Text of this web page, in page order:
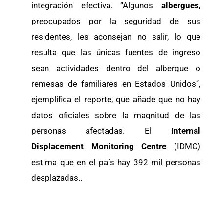
integración efectiva. “Algunos albergues,
preocupados por la seguridad de sus
residentes, les aconsejan no salir, lo que
resulta que las únicas fuentes de ingreso
sean actividades dentro del albergue o
remesas de familiares en Estados Unidos”,
ejemplifica el reporte, que añade que no hay
datos oficiales sobre la magnitud de las
personas afectadas. El
Internal
Displacement Monitoring Centre (IDMC)
estima que en el país hay 392 mil personas
desplazadas..